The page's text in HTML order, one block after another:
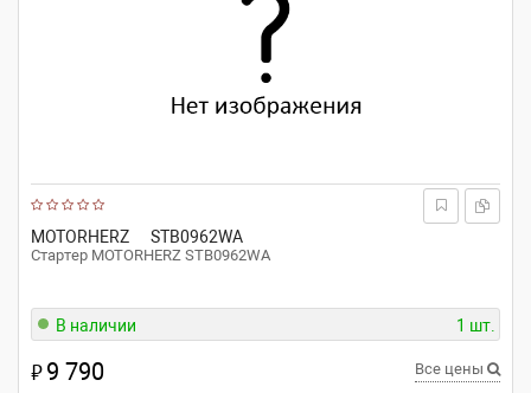
MOTORHERZ STB0962WA
Стартер MOTORHERZ STB0962WA
В наличии 1 шт.
₽9 790 Все цены